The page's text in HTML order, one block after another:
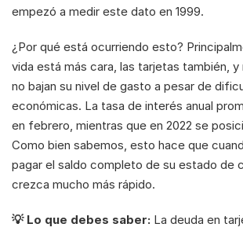
empezó a medir este dato en 1999.
¿Por qué está ocurriendo esto?
vida está más cara, las tarjetas también, y
no bajan su nivel de gasto a pesar de
económicas. La tasa de interés anual
en febrero, mientras que en 2022 se
Como bien sabemos, esto hace que
pagar el saldo completo de su estado de
crezca mucho más rápido.
💡 Lo que debes saber: La deuda en